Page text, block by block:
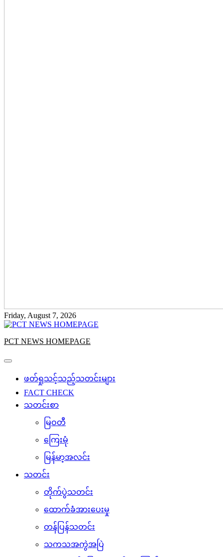
Friday, August 7, 2026
PCT NEWS HOMEPAGE
ဖတ်ရှုသင့်သည့်သတင်းများ
FACT CHECK
သတင်းစာ
မြဝတီ
ကြေးမုံ
မြန်မာ့အလင်း
သတင်း
တိုက်ပွဲသတင်း
ထောက်ခံအားပေးမှု
တန်ပြန်သတင်း
သကသအကွဲအပြဲ